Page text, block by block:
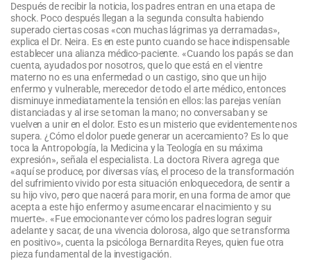
Después de recibir la noticia, los padres entran en una etapa de
shock. Poco después llegan a la segunda consulta habiendo
superado ciertas cosas «con muchas lágrimas ya derramadas»,
explica el Dr. Neira. Es en este punto cuando se hace indispensable
establecer una alianza médico-paciente. «Cuando los papás se dan
cuenta, ayudados por nosotros, que lo que está en el vientre
materno no es una enfermedad o un castigo, sino que un hijo
enfermo y vulnerable, merecedor de todo el arte médico, entonces
disminuye inmediatamente la tensión en ellos: las parejas venían
distanciadas y al irse se toman la mano; no conversaban y se
vuelven a unir en el dolor. Esto es un misterio que evidentemente nos
supera. ¿Cómo el dolor puede generar un acercamiento? Es lo que
toca la Antropología, la Medicina y la Teología en su máxima
expresión», señala el especialista. La doctora Rivera agrega que
«aquí se produce, por diversas vías, el proceso de la transformación
del sufrimiento vivido por esta situación enloquecedora, de sentir a
su hijo vivo, pero que nacerá para morir, en una forma de amor que
acepta a este hijo enfermo y asume encarar el nacimiento y su
muerte». «Fue emocionante ver cómo los padres logran seguir
adelante y sacar, de una vivencia dolorosa, algo que se transforma
en positivo», cuenta la psicóloga Bernardita Reyes, quien fue otra
pieza fundamental de la investigación.